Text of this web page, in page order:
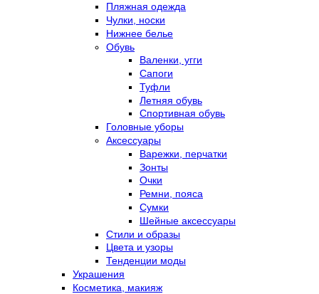
Пляжная одежда
Чулки, носки
Нижнее белье
Обувь
Валенки, угги
Сапоги
Туфли
Летняя обувь
Спортивная обувь
Головные уборы
Аксессуары
Варежки, перчатки
Зонты
Очки
Ремни, пояса
Сумки
Шейные аксессуары
Стили и образы
Цвета и узоры
Тенденции моды
Украшения
Косметика, макияж